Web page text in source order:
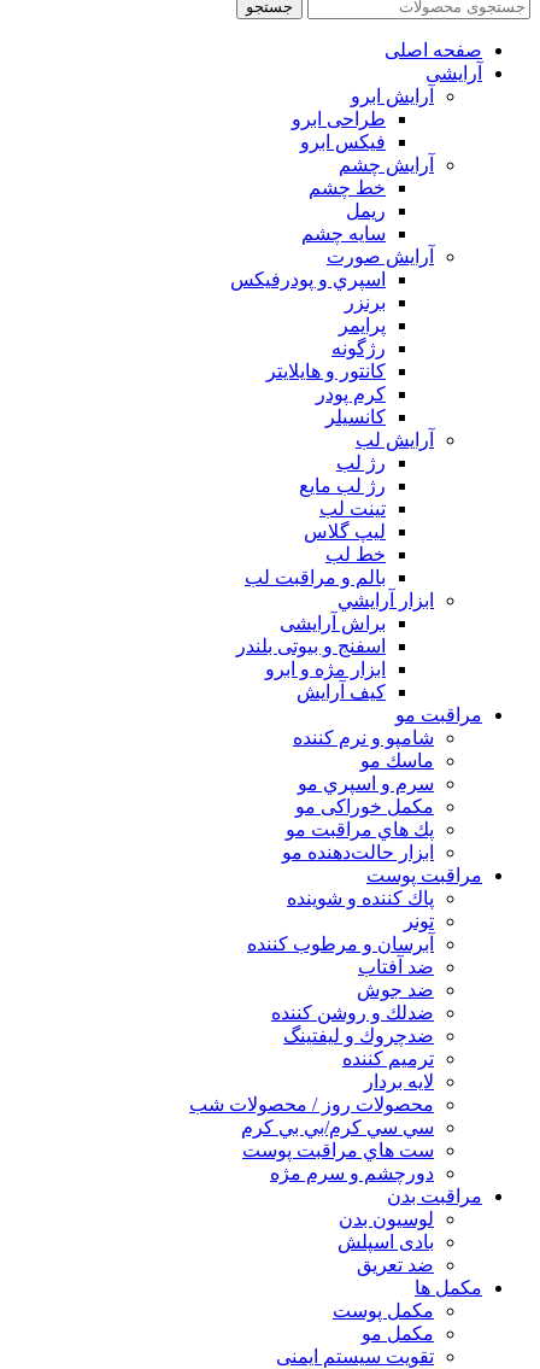
جستجو
صفحه اصلی
آرایشی
آرايش ابرو
طراحی ابرو
فیکس ابرو
آرايش چشم
خط چشم
ريمل
سايه چشم
آرايش صورت
اسپري و پودرفيكس
برنزر
پرايمر
رژگونه
كانتور و هايلايتر
كرم پودر
كانسيلر
آرايش لب
رژ لب
رژ لب مایع
تینت لب
لیپ گلاس
خط لب
بالم و مراقبت لب
ابزار آرايشي
براش آرایشی
اسفنج و بیوتی بلندر
ابزار مژه و ابرو
کیف آرایش
مراقبت مو
شامپو و نرم كننده
ماسك مو
سرم و اسپري مو
مكمل خوراكی مو
پك هاي مراقبت مو
ابزار حالت‌دهنده مو
مراقبت پوست
پاك كننده و شوينده
تونر
آبرسان و مرطوب كننده
ضد آفتاب
ضد جوش
ضدلك و روشن كننده
ضدچروك و ليفتينگ
ترميم كننده
لايه بردار
محصولات روز / محصولات شب
سي سي كرم/بي بي كرم
ست هاي مراقبت پوست
دورچشم و سرم مژه
مراقبت بدن
لوسیون بدن
بادی اسپلش
ضد تعریق
مكمل ها
مکمل پوست
مکمل مو
تقویت سیستم ایمنی